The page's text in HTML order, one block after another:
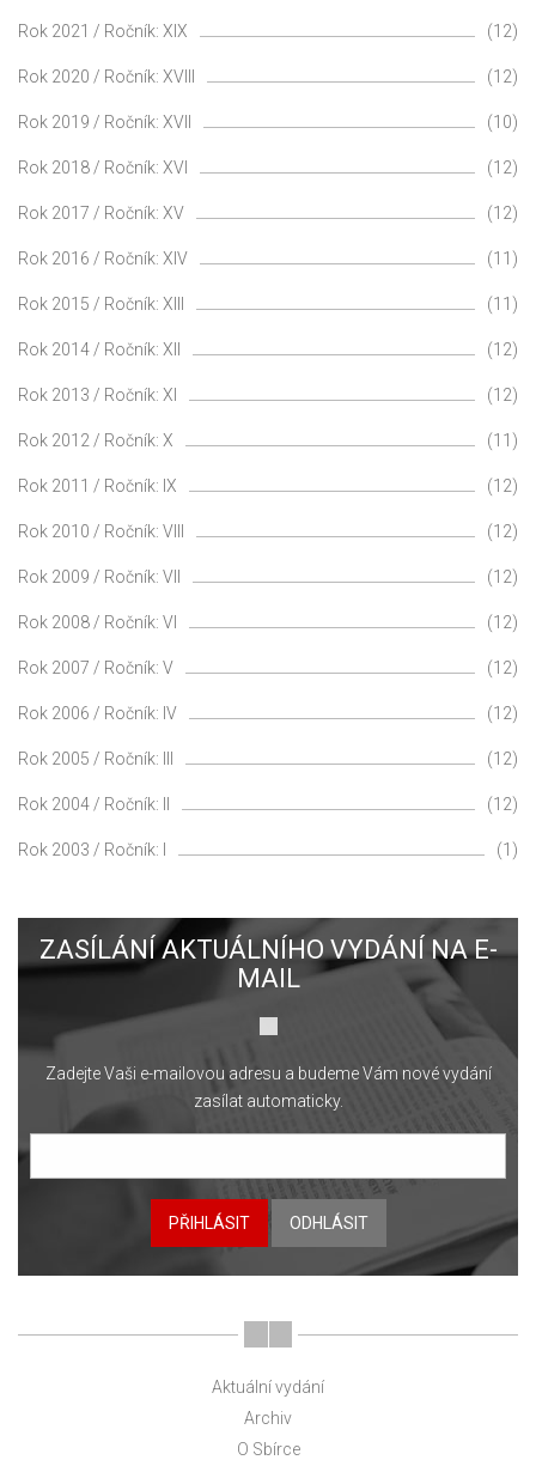
Rok 2021 / Ročník: XIX (12)
Rok 2020 / Ročník: XVIII (12)
Rok 2019 / Ročník: XVII (10)
Rok 2018 / Ročník: XVI (12)
Rok 2017 / Ročník: XV (12)
Rok 2016 / Ročník: XIV (11)
Rok 2015 / Ročník: XIII (11)
Rok 2014 / Ročník: XII (12)
Rok 2013 / Ročník: XI (12)
Rok 2012 / Ročník: X (11)
Rok 2011 / Ročník: IX (12)
Rok 2010 / Ročník: VIII (12)
Rok 2009 / Ročník: VII (12)
Rok 2008 / Ročník: VI (12)
Rok 2007 / Ročník: V (12)
Rok 2006 / Ročník: IV (12)
Rok 2005 / Ročník: III (12)
Rok 2004 / Ročník: II (12)
Rok 2003 / Ročník: I (1)
ZASÍLÁNÍ AKTUÁLNÍHO VYDÁNÍ NA E-
MAIL
Zadejte Vaši e-mailovou adresu a budeme Vám nové vydání
zasílat automaticky.
PŘIHLÁSIT ODHLÁSIT
Aktuální vydání
Archiv
O Sbírce